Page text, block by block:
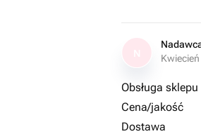
Obsługa sklepu
Cena/jakość
Dostawa